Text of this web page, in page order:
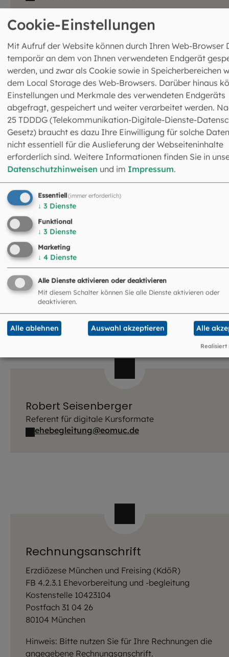
Diana Kühnlein-Spielmannleitner
Referentin für Kommunikationskurse und kess
paarkommunikation@eomuc.de
Jörg Maier
Referent für Motorradpilgern und Projekte
ehevorbereitung@eomuc.de
Robert Seisenberger
Referent für digitale Kursformate
ehebegleitung@eomuc.de
Rechnungsanschrift
Erzdiözese München und Freising (KdöR)
FB 4.2.3.1 Ehevorbereitung und -begleitung
Kostenstelle 10423104
Postfach 31 04 26
80104 München
Hinweis: Bitte nutzen Sie für Ihre Rechnungen die
angegebene Rechnungsanschrift.
Cookie-Einstellungen
Mit Aufruf der Website können durch Ihren Web-Browser
temporär an dem von Ihnen verwendeten Endgerät
werden, und zwar als Cookie sowie in Speicherbereichen
dem Local Storage des Web-Browsers. Darüber hinaus
Einstellungen und Merkmale des verwendeten Endgeräts
abgefragt, gespeichert und weiter verarbeitet werden.
25 TDDDG (Telekommunikation-Digitale-Dienste-
Gesetz) braucht es dazu Ihre Einwilligung für solche
nicht essentiell für die Auslieferung der Webseiteninhalte
erforderlich sind. Weitere Informationen finden Sie in
Datenschutzhinweisen und im Impressum.
Essentiell(immer erforderlich)
↓ 3 Dienste
Funktional
↓ 3 Dienste
Marketing
↓ 4 Dienste
Alle Dienste aktivieren oder deaktivieren
Mit diesem Schalter können Sie alle Dienste aktivieren oder
deaktivieren.
Alle ablehnen Auswahl akzeptieren Alle
Realisiert